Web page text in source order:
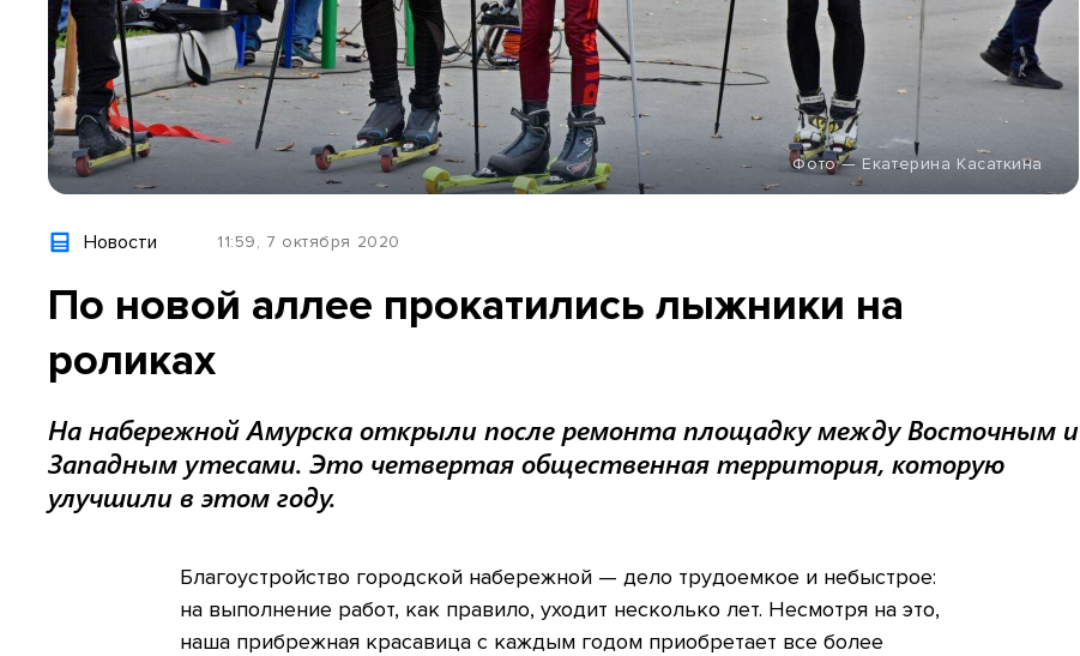
Фото — Екатерина Касаткина
Новости 11:59, 7 октября 2020
По новой аллее прокатились лыжники на
роликах
На набережной Амурска открыли после ремонта площадку между Восточным и
Западным утесами. Это четвертая общественная территория, которую
улучшили в этом году.
Благоустройство городской набережной — дело трудоемкое и небыстрое:
на выполнение работ, как правило, уходит несколько лет. Несмотря на это,
наша прибрежная красавица с каждым годом приобретает все более